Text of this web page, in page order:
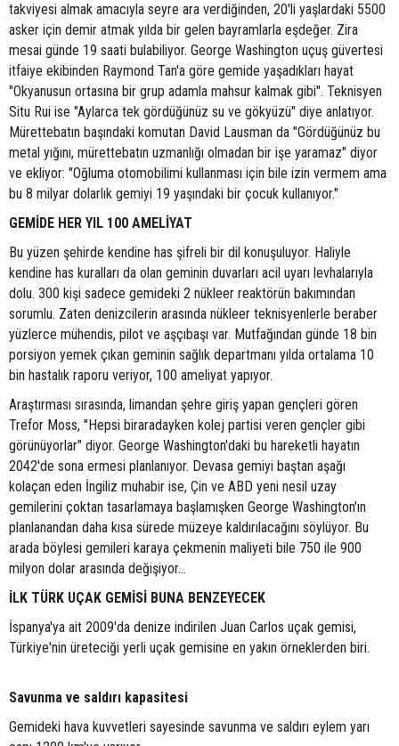
takviyesi almak amacıyla seyre ara verdiğinden, 20'li yaşlardaki 5500
asker için demir atmak yılda bir gelen bayramlarla eşdeğer. Zira
mesai günde 19 saati bulabiliyor. George Washington uçuş güvertesi
itfaiye ekibinden Raymond Tan'a göre gemide yaşadıkları hayat
"Okyanusun ortasına bir grup adamla mahsur kalmak gibi". Teknisyen
Situ Rui ise "Aylarca tek gördüğünüz su ve gökyüzü" diye anlatıyor.
Mürettebatın başındaki komutan David Lausman da "Gördüğünüz bu
metal yığını, mürettebatın uzmanlığı olmadan bir işe yaramaz" diyor
ve ekliyor: "Oğluma otomobilimi kullanması için bile izin vermem ama
bu 8 milyar dolarlık gemiyi 19 yaşındaki bir çocuk kullanıyor."
GEMİDE HER YIL 100 AMELİYAT
Bu yüzen şehirde kendine has şifreli bir dil konuşuluyor. Haliyle
kendine has kuralları da olan geminin duvarları acil uyarı levhalarıyla
dolu. 300 kişi sadece gemideki 2 nükleer reaktörün bakımından
sorumlu. Zaten denizcilerin arasında nükleer teknisyenlerle beraber
yüzlerce mühendis, pilot ve aşçıbaşı var. Mutfağından günde 18 bin
porsiyon yemek çıkan geminin sağlık departmanı yılda ortalama 10
bin hastalık raporu veriyor, 100 ameliyat yapıyor.
Araştırması sırasında, limandan şehre giriş yapan gençleri gören
Trefor Moss, "Hepsi biraradayken kolej partisi veren gençler gibi
görünüyorlar" diyor. George Washington'daki bu hareketli hayatın
2042'de sona ermesi planlanıyor. Devasa gemiyi baştan aşağı
kolaçan eden İngiliz muhabir ise, Çin ve ABD yeni nesil uzay
gemilerini çoktan tasarlamaya başlamışken George Washington'ın
planlanandan daha kısa sürede müzeye kaldırılacağını söylüyor. Bu
arada böylesi gemileri karaya çekmenin maliyeti bile 750 ile 900
milyon dolar arasında değişiyor...
İLK TÜRK UÇAK GEMİSİ BUNA BENZEYECEK
İspanya'ya ait 2009'da denize indirilen Juan Carlos uçak gemisi,
Türkiye'nin üreteciği yerli uçak gemisine en yakın örneklerden biri.
Savunma ve saldırı kapasitesi
Gemideki hava kuvvetleri sayesinde savunma ve saldırı eylem yarı